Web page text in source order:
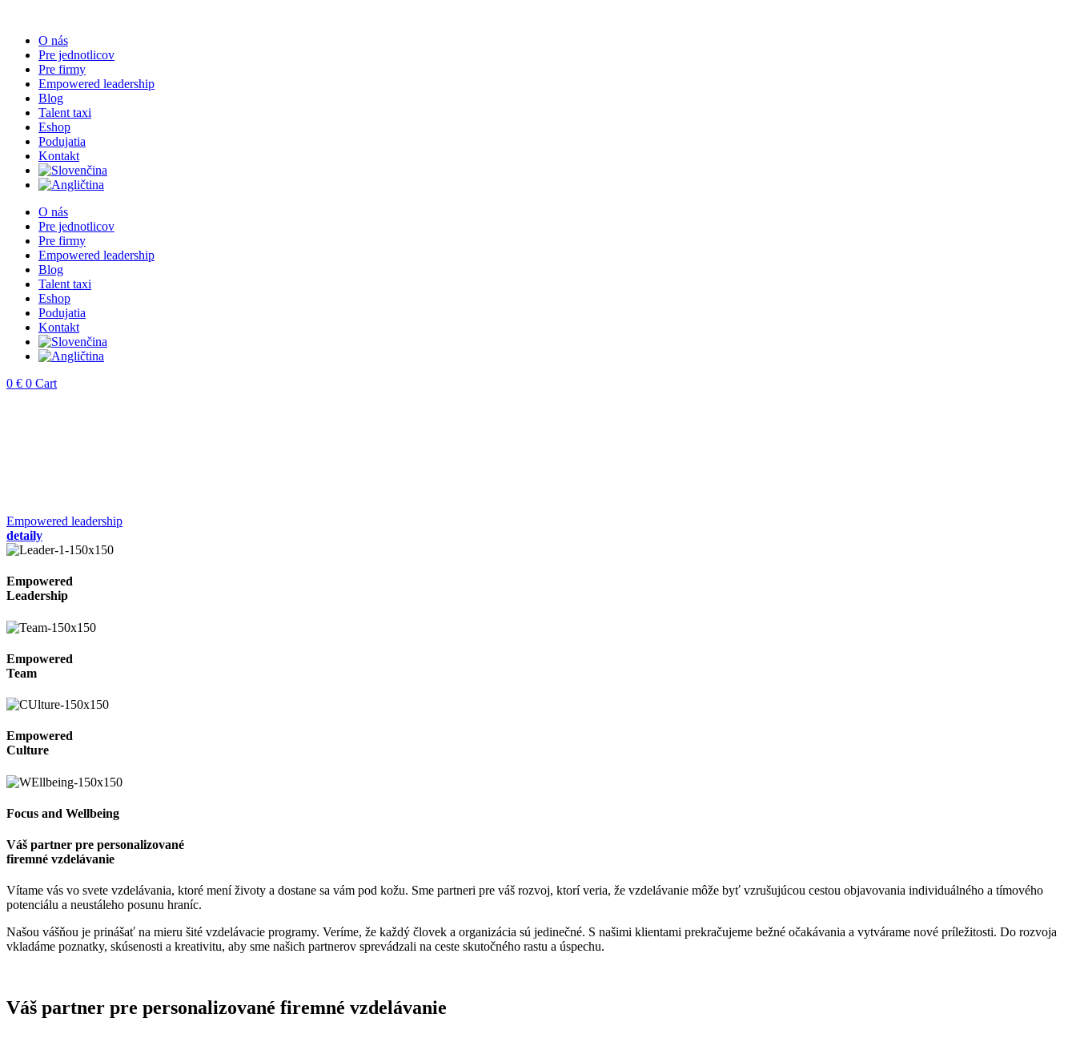
contentO nás
Pre jednotlicov
Pre firmy
Empowered leadership
Blog
Talent taxi
Eshop
Podujatia
Kontakt
O nás
Pre jednotlicov
Pre firmy
Empowered leadership
Blog
Talent taxi
Eshop
Podujatia
Kontakt
0 € 0 Cart
Empowered leadership
detaily
Empowered
Leadership
Empowered
Team
Empowered
Culture
Focus and Wellbeing
Váš partner pre personalizované
firemné vzdelávanie
Vítame vás vo svete vzdelávania, ktoré mení životy a dostane sa vám pod kožu. Sme partneri pre váš rozvoj, ktorí veria, že vzdelávanie môže byť vzrušujúcou cestou objavovania individuálného a tímového
potenciálu a neustáleho posunu hraníc.
Našou vášňou je prinášať na mieru šité vzdelávacie programy. Veríme, že každý človek a organizácia sú jedinečné. S našimi klientami prekračujeme bežné očakávania a vytvárame nové príležitosti. Do rozvoja
vkladáme poznatky, skúsenosti a kreativitu, aby sme našich partnerov sprevádzali na ceste skutočného rastu a úspechu.
Váš partner pre personalizované firemné vzdelávanie